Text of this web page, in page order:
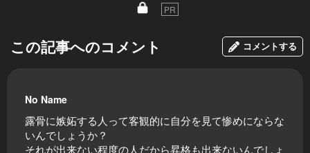
PR
この記事へのコメント コメントする
No Name
露骨に嫉妬する人って客観的に自分を見て惨めにならな
いんでしょうか？
それが出来ない程度の人だから昇格も出来ないんでしょ